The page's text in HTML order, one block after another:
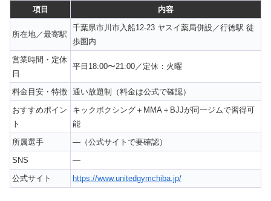
項目 内容
所在地／最寄駅
千葉県市川市入船12-23 ヤスイ薬局併設／行徳駅 徒
歩圏内
営業時間・定休
日
平日18:00〜21:00／定休：火曜
料金目安・特徴 通い放題制（料金は公式で確認）
おすすめポイン
ト
キックボクシング＋MMA＋BJJが同一ジムで習得可
能
所属選手
—（公式サイトで要確認）
SNS
—
公式サイト
https://www.unitedgymchiba.jp/